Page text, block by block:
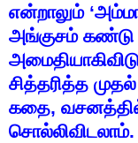
என்றாலும்‘
அங்குசம் கண்டு
சித்தரித்த முதல்
கதை,
சொல்லிவிடலாம்.